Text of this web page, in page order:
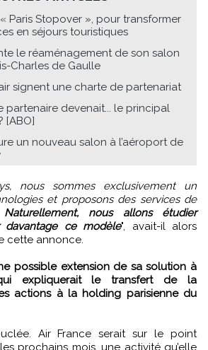
Paris Stopover », pour transformer
en séjours touristiques
le réaménagement de son salon
Charles de Gaulle
signent une charte de partenariat
partenaire devenait... le principal
[ABO]
un nouveau salon à l’aéroport de
et proposons des services de
Naturellement, nous allons étudier
davantage ce modèle", avait-il alors
cette annonce.
possible extension de sa solution à
expliquerait le transfert de la
actions à la holding parisienne du
Air France serait sur le point
prochains mois, une activité qu’elle